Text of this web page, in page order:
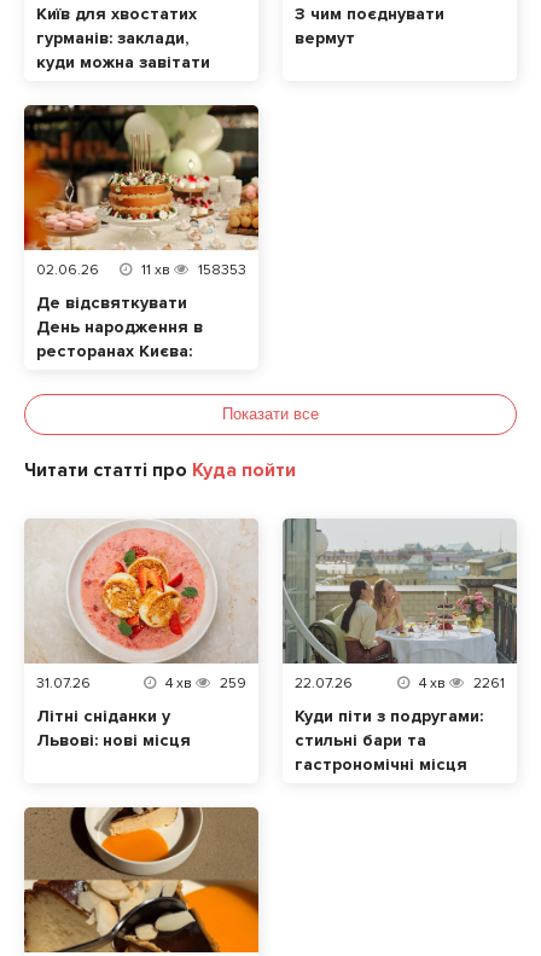
Київ для хвостатих
гурманів: заклади,
куди можна завітати
улюбленцем
З чим поєднувати
вермут
02.06.26 11 хв 158353
Де відсвяткувати
День народження в
ресторанах Києва:
Показати все
Читати статті про Куда пойти
31.07.26 4 хв 259
Літні сніданки у
Львові: нові місця
22.07.26 4 хв 2261
Куди піти з подругами:
стильні бари та
гастрономічні місця